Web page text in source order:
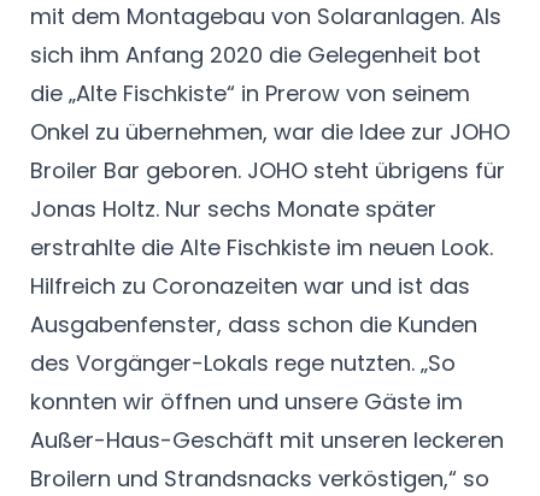
mit dem Montagebau von Solaranlagen. Als
sich ihm Anfang 2020 die Gelegenheit bot
die „Alte Fischkiste“ in Prerow von seinem
Onkel zu übernehmen, war die Idee zur JOHO
Broiler Bar geboren. JOHO steht übrigens für
Jonas Holtz. Nur sechs Monate später
erstrahlte die Alte Fischkiste im neuen Look.
Hilfreich zu Coronazeiten war und ist das
Ausgabenfenster, dass schon die Kunden
des Vorgänger-Lokals rege nutzten. „So
konnten wir öffnen und unsere Gäste im
Außer-Haus-Geschäft mit unseren leckeren
Broilern und Strandsnacks verköstigen,“ so